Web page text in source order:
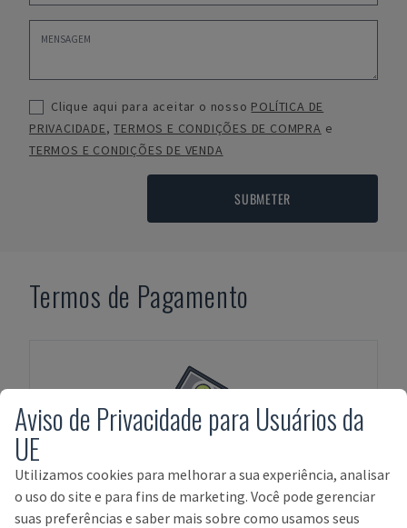
Clique aqui para aceitar o nosso POLÍTICA DE
PRIVACIDADE,TERMOS E CONDIÇÕES DE COMPRA e
TERMOS E CONDIÇÕES DE VENDA
SUBMETER
Termos de Pagamento
Aviso de Privacidade para Usuários da
UE
Utilizamos cookies para melhorar a sua experiência, analisar
o uso do site e para fins de marketing. Você pode gerenciar
suas preferências e saber mais sobre como usamos seus